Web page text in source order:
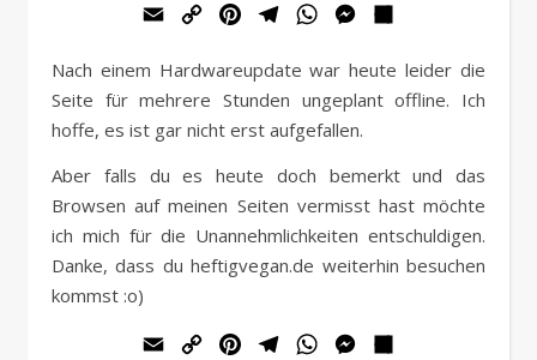
Email
Copy
PinterestTelegramWhatsAppMessenger
Nach einem Hardwareupdate war heute leider die
Seite für mehrere Stunden ungeplant offline. Ich
hoffe, es ist gar nicht erst aufgefallen.
Aber falls du es heute doch bemerkt und das
Browsen auf meinen Seiten vermisst hast möchte
ich mich für die Unannehmlichkeiten entschuldigen.
Danke, dass du heftigvegan.de weiterhin besuchen
kommst :o)
Email Copy PinterestTelegramWhatsAppMessenger